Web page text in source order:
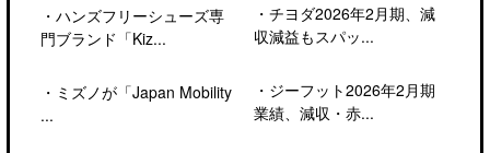
・ ハンズフリーシューズ専
門ブランド「Kiz...
・ ミズノが「Japan Mobility
...
・ チヨダ2026年2月期、減
収減益もスパッ...
・ ジーフット2026年2月期
業績、減収・赤...